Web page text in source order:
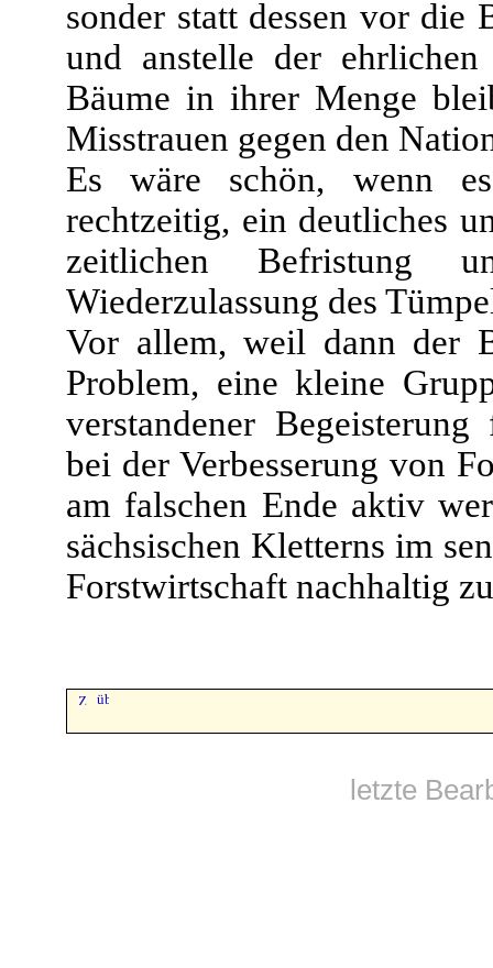
sonder statt dessen vor die
und anstelle der ehrlichen
Bäume in ihrer Menge
Misstrauen gegen den
Es wäre schön, wenn
rechtzeitig, ein deutliches
zeitlichen Befristung
Wiederzulassung des
Vor allem, weil dann der
Problem, eine kleine
verstandener
bei der Verbesserung von
am falschen Ende aktiv
sächsischen Kletterns im
Forstwirtschaft nachhaltig
letzte